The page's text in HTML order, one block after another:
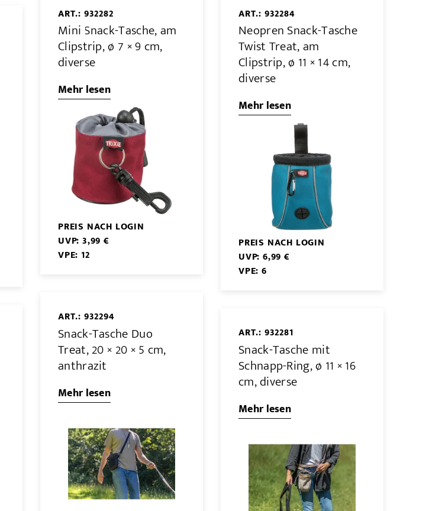
ART.: 932282
Mini Snack-Tasche, am
Clipstrip, ø 7 × 9 cm,
diverse
Mehr lesen
PREIS NACH LOGIN
UVP: 3,99 €
VPE: 12
ART.: 932284
Neopren Snack-Tasche
Twist Treat, am
Clipstrip, ø 11 × 14 cm,
diverse
Mehr lesen
PREIS NACH LOGIN
UVP: 6,99 €
VPE: 6
ART.: 932294
Snack-Tasche Duo
Treat, 20 × 20 × 5 cm,
anthrazit
Mehr lesen
ART.: 932281
Snack-Tasche mit
Schnapp-Ring, ø 11 × 16
cm, diverse
Mehr lesen